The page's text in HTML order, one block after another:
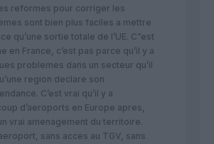
reformes pour corriger les
sont bien plus faciles a mettre
qu’une sortie totale de l’UE. C”est
en France, c’est pas parce qu’il y a
problemes dans un secteur qu’il
region declare son
C’est vrai qu’il y a
d’aeroports en Europe apres,
vrai amenagement du territoire.
sans acces au TGV, sans